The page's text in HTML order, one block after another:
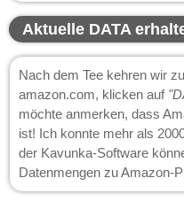
Aktuelle DATA
Nach dem Tee kehren wir zu
amazon.com, klicken auf
möchte anmerken, dass
ist! Ich konnte mehr als
der Kavunka-Software
Datenmengen zu Amazon-